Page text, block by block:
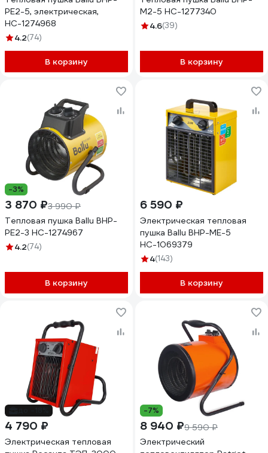
PE2-5, электрическая,
НС-1274968
4.2(74)
В корзину
M2-5 НС-1277340
4.6(39)
В корзину
-3%
3 870 ₽3 990 ₽
Тепловая пушка Ballu BHP-
PE2-3 НС-1274967
4.2(74)
В корзину
6 590 ₽
Электрическая тепловая
пушка Ballu BHP-ME-5
НС-1069379
4(143)
В корзину
4 790 ₽
Электрическая тепловая
-7%
8 940 ₽9 590 ₽
Электрический